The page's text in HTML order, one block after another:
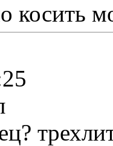
косить